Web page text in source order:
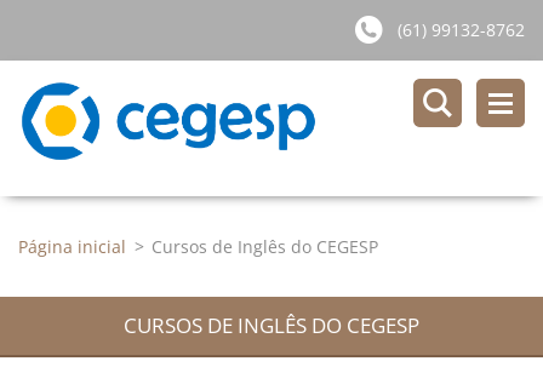
(61) 99132-8762
Página inicial > Cursos de Inglês do CEGESP
CURSOS DE INGLÊS DO CEGESP